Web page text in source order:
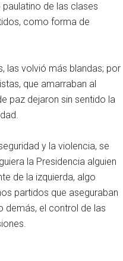
de las clases
como forma de
las volvió más blandas; por
que amarraban al
paz dejaron sin sentido la
y la violencia, se
la Presidencia alguien
de la izquierda, algo
partidos que aseguraban
demás, el control de las